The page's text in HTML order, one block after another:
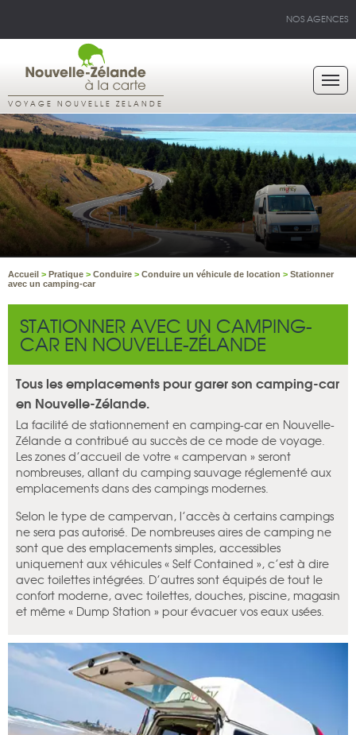
NOS AGENCES
VOYAGE NOUVELLE ZELANDE
Accueil > Pratique > Conduire > Conduire un véhicule de location > Stationner
avec un camping-car
STATIONNER AVEC UN CAMPING-
CAR EN NOUVELLE-ZÉLANDE
Tous les emplacements pour garer son camping-car
en Nouvelle-Zélande.
La facilité de stationnement en camping-car en Nouvelle-
Zélande a contribué au succès de ce mode de voyage.
Les zones d’accueil de votre « campervan » seront
nombreuses, allant du camping sauvage réglementé aux
emplacements dans des campings modernes.
Selon le type de campervan, l’accès à certains campings
ne sera pas autorisé. De nombreuses aires de camping ne
sont que des emplacements simples, accessibles
uniquement aux véhicules « Self Contained », c’est à dire
avec toilettes intégrées. D’autres sont équipés de tout le
confort moderne, avec toilettes, douches, piscine, magasin
et même « Dump Station » pour évacuer vos eaux usées.